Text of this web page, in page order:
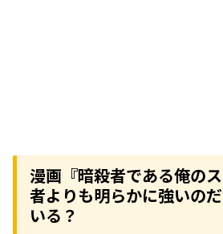
漫画『暗殺者である俺の
者よりも明らかに強いの
いる？